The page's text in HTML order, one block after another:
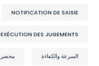
NOTIFICATION DE SAISIE
EXÉCUTION DES JUGEMENTS
السرعة والكفاءة محضر